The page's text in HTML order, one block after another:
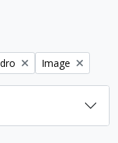
Remove filter:
Image